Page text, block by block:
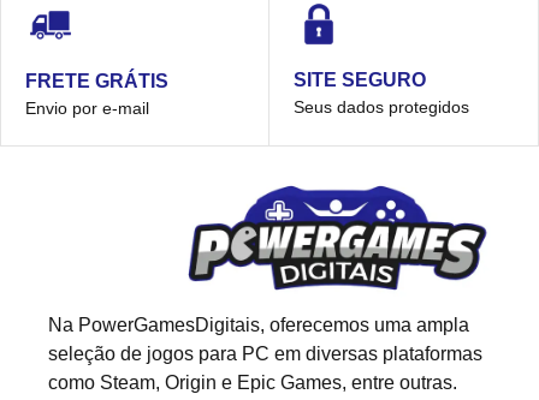
FRETE GRÁTIS
Envio por e-mail
SITE SEGURO
Seus dados protegidos
Na PowerGamesDigitais, oferecemos uma ampla
seleção de jogos para PC em diversas plataformas
como Steam, Origin e Epic Games, entre outras.